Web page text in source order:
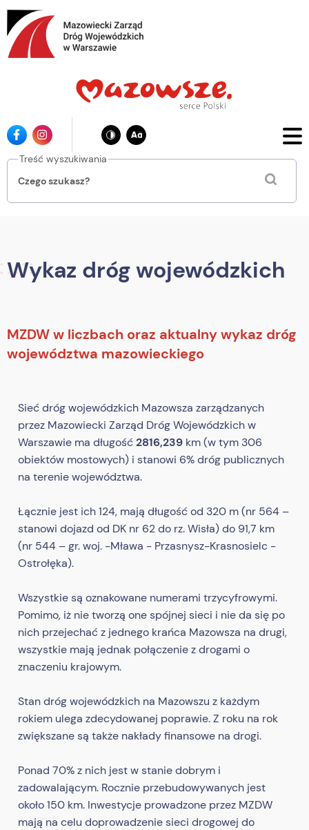
Przejdź
do
głównej
treści
Ikona
facebook
Ikona
instagrama
Treść wyszukiwania
Wykaz dróg wojewódzkich
MZDW w liczbach oraz aktualny wykaz dróg
województwa mazowieckiego
Sieć dróg wojewódzkich Mazowsza zarządzanych
przez Mazowiecki Zarząd Dróg Wojewódzkich w
Warszawie ma długość2816,239 km (w tym 306
obiektów mostowych) i stanowi 6% dróg publicznych
na terenie województwa.
Łącznie jest ich 124, mają długość od 320 m (nr 564 –
stanowi dojazd od DK nr 62 do rz. Wisła) do 91,7 km
(nr 544 – gr. woj. -Mława - Przasnysz-Krasnosielc -
Ostrołęka).
Wszystkie są oznakowane numerami trzycyfrowymi.
Pomimo, iż nie tworzą one spójnej sieci i nie da się po
nich przejechać z jednego krańca Mazowsza na drugi,
wszystkie mają jednak połączenie z drogami o
znaczeniu krajowym.
Stan dróg wojewódzkich na Mazowszu z każdym
rokiem ulega zdecydowanej poprawie. Z roku na rok
zwiększane są także nakłady finansowe na drogi.
Ponad 70% z nich jest w stanie dobrym i
zadowalającym. Rocznie przebudowywanych jest
około 150 km. Inwestycje prowadzone przez MZDW
mają na celu doprowadzenie sieci drogowej do